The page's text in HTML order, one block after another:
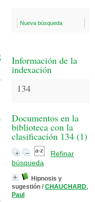
Nueva búsqueda
Información de la
indexación
134
Documentos en la
biblioteca con la
clasificación 134 (1)
Refinar
búsqueda
Hipnosis y
sugestión / CHAUCHARD,
Paul